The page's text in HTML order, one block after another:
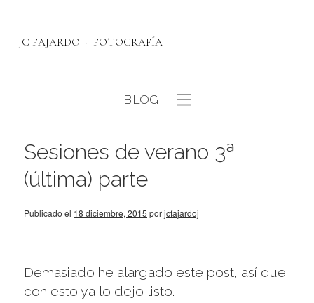
JC FAJARDO FOTOGRAFÍA
BLOG
Sesiones de verano 3ª
(última) parte
Publicado el 18 diciembre, 2015 porjcfajardoj
Demasiado he alargado este post, así que
con esto ya lo dejo listo.